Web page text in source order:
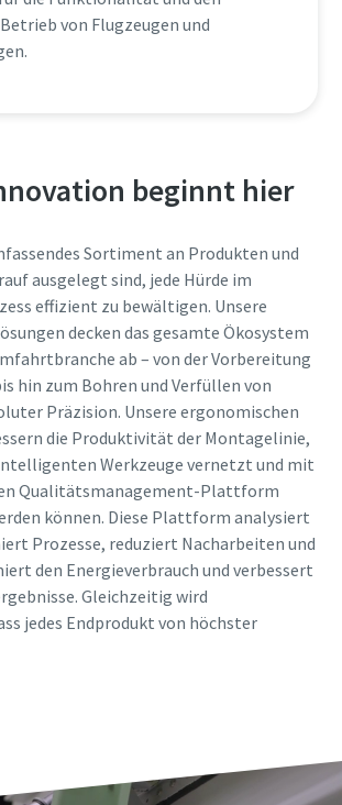
von Flugzeugen und
beginnt hier
Sortiment an Produkten und
ausgelegt sind, jede Hürde im
effizient zu bewältigen. Unsere
decken das gesamte Ökosystem
ab – von der Vorbereitung
hin zum Bohren und Verfüllen von
Präzision. Unsere ergonomischen
die Produktivität der Montagelinie,
Werkzeuge vernetzt und mit
Qualitätsmanagement-Plattform
können. Diese Plattform analysiert
Prozesse, reduziert Nacharbeiten und
den Energieverbrauch und verbessert
Gleichzeitig wird
jedes Endprodukt von höchster